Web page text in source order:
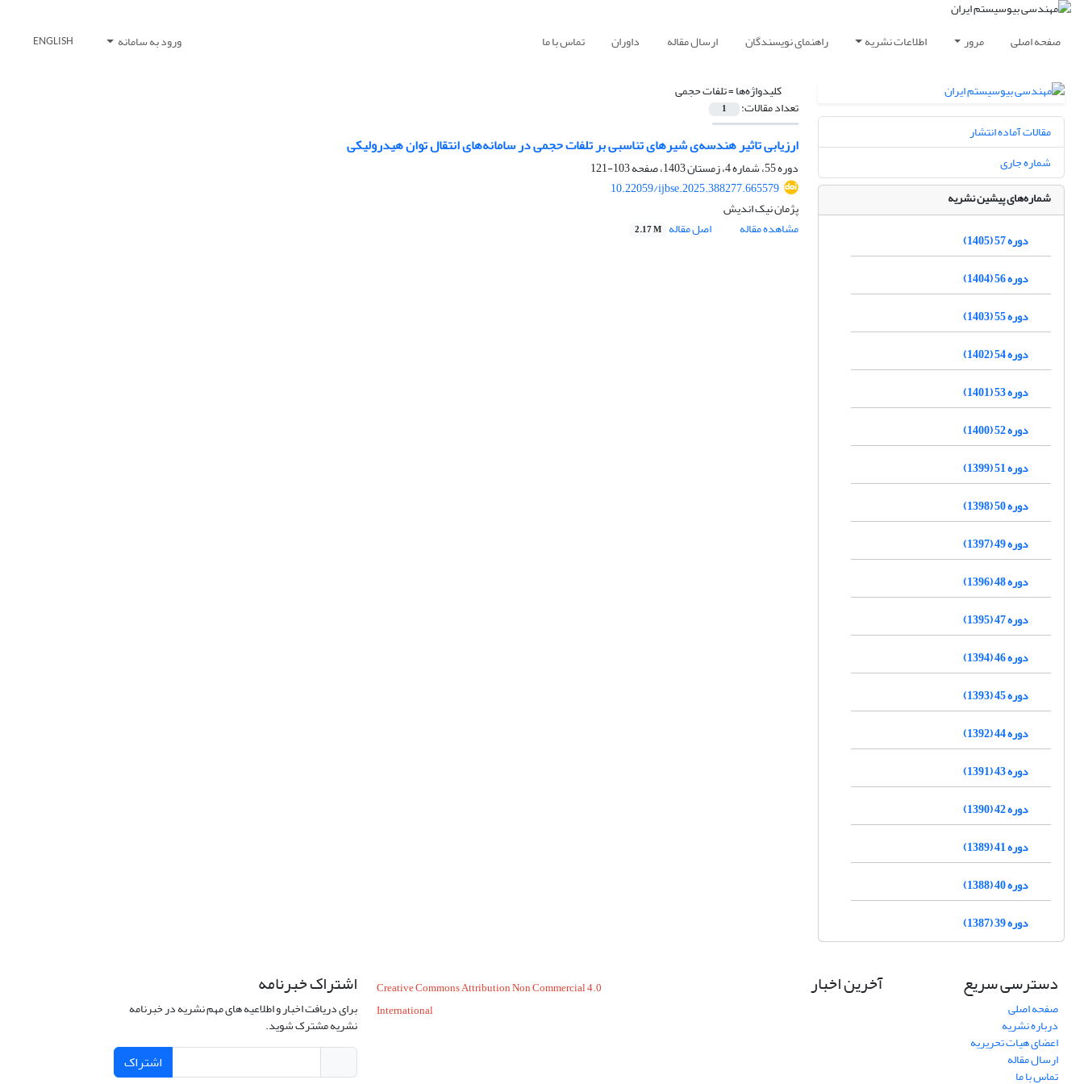
صفحه اصلی مرور اطلاعات نشریه راهنمای نویسندگان ارسال مقاله داوران تماس با ما ورود به سامانه ENGLISH
کلیدواژه‌ها =تلفات حجمی
تعداد مقالات: 1
ارزیابی تاثیر هندسه‌ی شیر‌های تناسبی بر تلفات حجمی در سامانه‌های انتقال توان هیدرولیکی
دوره 55، شماره 4، زمستان 1403، صفحه
103-121
10.22059/ijbse.2025.388277.665579
پژمان نیک اندیش
مشاهده مقاله
اصل مقاله 2.17 M
مقالات آماده انتشار
شماره جاری
شماره‌های پیشین نشریه
دوره 57 (1405)
دوره 56 (1404)
دوره 55 (1403)
دوره 54 (1402)
دوره 53 (1401)
دوره 52 (1400)
دوره 51 (1399)
دوره 50 (1398)
دوره 49 (1397)
دوره 48 (1396)
دوره 47 (1395)
دوره 46 (1394)
دوره 45 (1393)
دوره 44 (1392)
دوره 43 (1391)
دوره 42 (1390)
دوره 41 (1389)
دوره 40 (1388)
دوره 39 (1387)
دسترسی سریع
صفحه اصلی
درباره نشریه
اعضای هیات تحریریه
ارسال مقاله
تماس با ما
آخرین اخبار
Creative Commons Attribution Non Commercial 4.0
International
اشتراک خبرنامه
برای دریافت اخبار و اطلاعیه های مهم نشریه در خبرنامه
نشریه مشترک شوید.
اشتراک